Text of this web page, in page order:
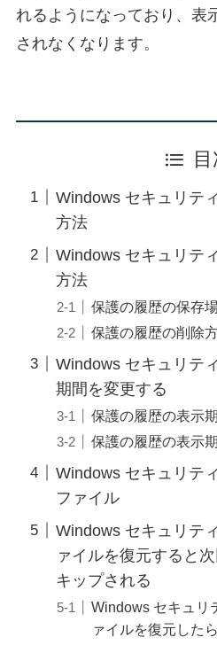
れるようになっており、表
されなくなります。
Windows セキュリテ
方法
Windows セキュリテ
方法
保護の履歴の保存
保護の履歴の削除
Windows セキュリテ
期間を変更する
保護の履歴の表示
保護の履歴の表示
Windows セキュリテ
ファイル
Windows セキュリテ
ァイルを復元すると
キップされる
Windows セキュリ
ァイルを復元した